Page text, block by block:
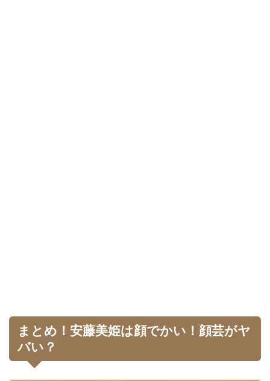
まとめ！安藤美姫は顔でかい！顔芸がヤ
バい？